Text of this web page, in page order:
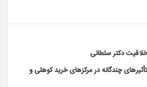
دکتر سلطانی
چندگانه در مرکزهای خرید کوهلی و